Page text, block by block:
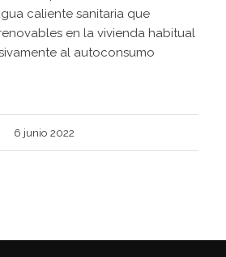
caliente sanitaria que
en la vivienda habitual
al autoconsumo
6 junio 2022